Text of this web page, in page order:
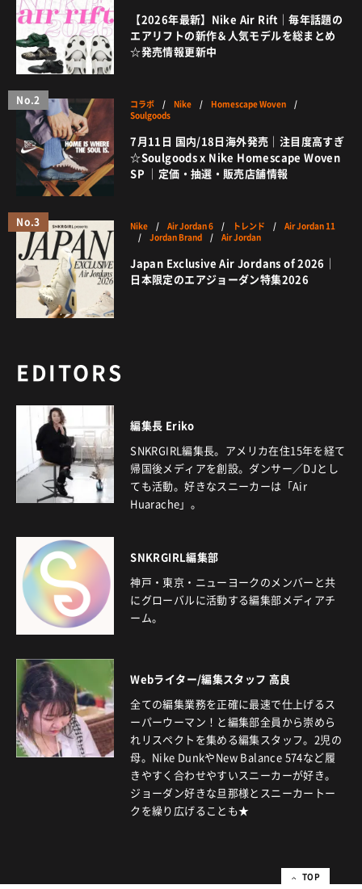
【2026年最新】Nike Air Rift｜毎年話題の
エアリフトの新作＆人気モデルを総まとめ
☆発売情報更新中
No.2 コラボ / Nike / Homescape Woven /
Soulgoods
7月11日 国内/18日海外発売｜注目度高すぎ
☆Soulgoods x Nike Homescape Woven
SP ｜定価・抽選・販売店舗情報
No.3 Nike /Air Jordan 6 / トレンド /Air Jordan 11
/Jordan Brand /Air Jordan
Japan Exclusive Air Jordans of 2026｜
日本限定のエアジョーダン特集2026
EDITORS
編集長 Eriko
SNKRGIRL編集長。アメリカ在住15年を経て
帰国後メディアを創設。ダンサー／DJとし
ても活動。好きなスニーカーは「Air
Huarache」。
SNKRGIRL編集部
神戸・東京・ニューヨークのメンバーと共
にグローバルに活動する編集部メディアチ
ーム。
Webライター/編集スタッフ 高良
全ての編集業務を正確に最速で仕上げるス
ーパーウーマン！と編集部全員から崇めら
れリスペクトを集める編集スタッフ。2児の
母。Nike DunkやNew Balance 574など履
きやすく合わせやすいスニーカーが好き。
ジョーダン好きな旦那様とスニーカートー
クを繰り広げることも★
TOP